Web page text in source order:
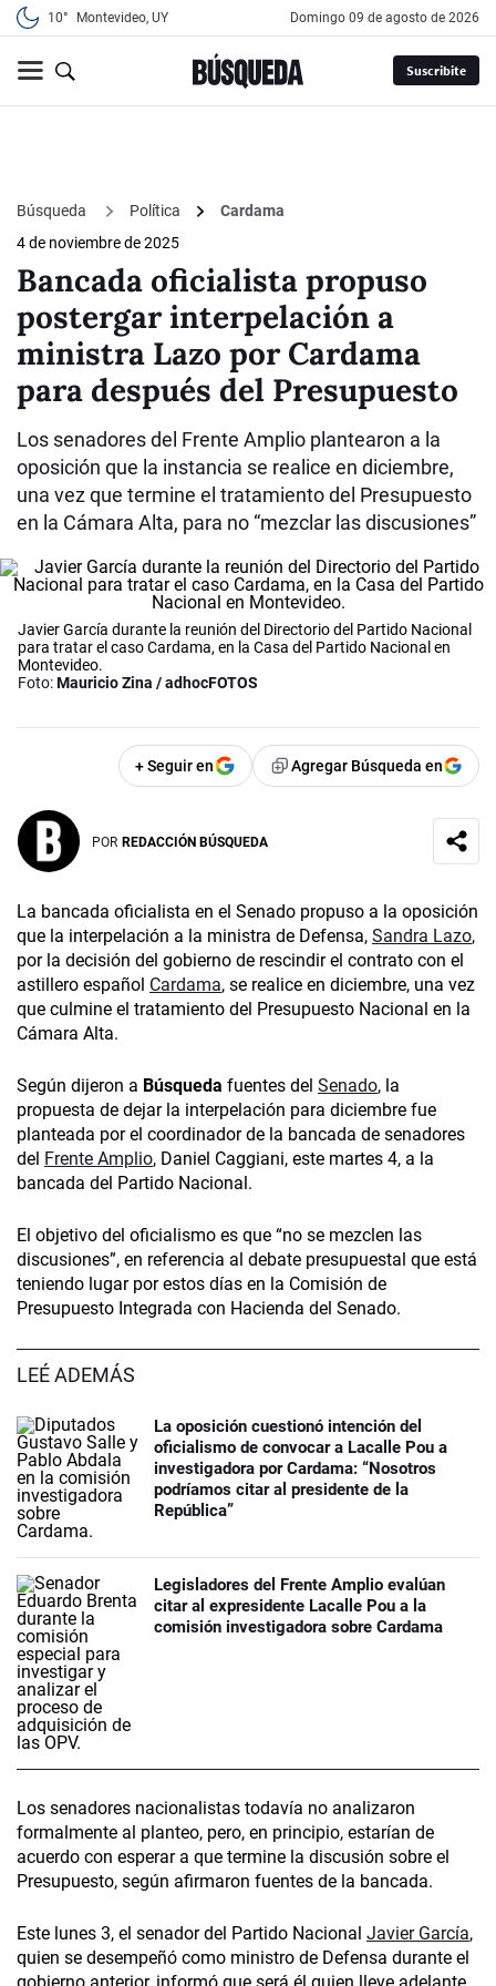
10° Montevideo, UY domingo 09 de agosto de 2026
Suscribite
Búsqueda Política
Cardama
4 de noviembre de 2025
Bancada oficialista propuso
postergar interpelación a
ministra Lazo por Cardama
para después del Presupuesto
Los senadores del Frente Amplio plantearon a la
oposición que la instancia se realice en diciembre,
una vez que termine el tratamiento del Presupuesto
en la Cámara Alta, para no “mezclar las discusiones”
Javier García durante la reunión del Directorio del Partido Nacional
para tratar el caso Cardama, en la Casa del Partido Nacional en
Montevideo.
Foto:Mauricio Zina / adhocFOTOS
+ Seguir en Agregar Búsqueda en
POR REDACCIÓN BÚSQUEDA
La bancada oficialista en el Senado propuso a la oposición
que la interpelación a la ministra de Defensa, Sandra Lazo,
por la decisión del gobierno de rescindir el contrato con el
astillero español Cardama, se realice en diciembre, una vez
que culmine el tratamiento del Presupuesto Nacional en la
Cámara Alta.
Según dijeron a Búsqueda fuentes del Senado, la
propuesta de dejar la interpelación para diciembre fue
planteada por el coordinador de la bancada de senadores
del Frente Amplio, Daniel Caggiani, este martes 4, a la
bancada del Partido Nacional.
El objetivo del oficialismo es que “no se mezclen las
discusiones”, en referencia al debate presupuestal que está
teniendo lugar por estos días en la Comisión de
Presupuesto Integrada con Hacienda del Senado.
LEÉ ADEMÁS
La oposición cuestionó intención del
oficialismo de convocar a Lacalle Pou a
investigadora por Cardama: “Nosotros
podríamos citar al presidente de la
República”
Legisladores del Frente Amplio evalúan
citar al expresidente Lacalle Pou a la
comisión investigadora sobre Cardama
Los senadores nacionalistas todavía no analizaron
formalmente al planteo, pero, en principio, estarían de
acuerdo con esperar a que termine la discusión sobre el
Presupuesto, según afirmaron fuentes de la bancada.
Este lunes 3, el senador del Partido Nacional Javier García,
quien se desempeñó como ministro de Defensa durante el